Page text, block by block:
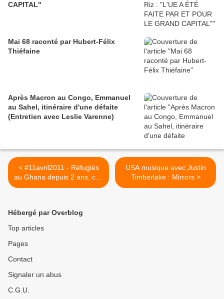
CAPITAL"
Mai 68 raconté par Hubert-Félix
Thiéfaine
Après Macron au Congo, Emmanuel
au Sahel, itinéraire d'une défaite
(Entretien avec Leslie Varenne)
< #11avril2011 - Réfugiés
au Ghana depuis 2 ans, ces
Ivoiriens aiment bien
USA musique avec Justin
Timberlake : Mirrors >
Hébergé par Overblog
Top articles
Pages
Contact
Signaler un abus
C.G.U.